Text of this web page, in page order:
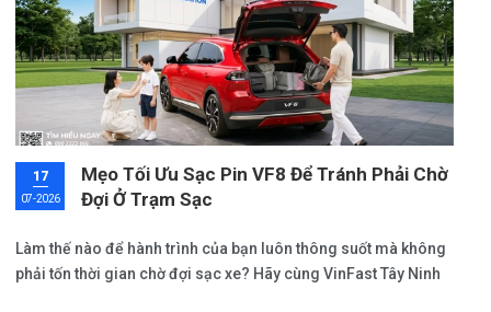
17
07-2026
Mẹo Tối Ưu Sạc Pin VF8 Để Tránh Phải Chờ
Đợi Ở Trạm Sạc
Làm thế nào để hành trình của bạn luôn thông suốt mà không
phải tốn thời gian chờ đợi sạc xe? Hãy cùng VinFast Tây Ninh